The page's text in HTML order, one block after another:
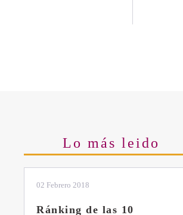
Lo más leido
02 Febrero 2018
Ránking de las 10